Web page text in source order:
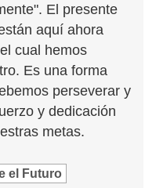
El presente
aquí ahora
cual hemos
Es una forma
perseverar y
y dedicación
metas.
el Futuro